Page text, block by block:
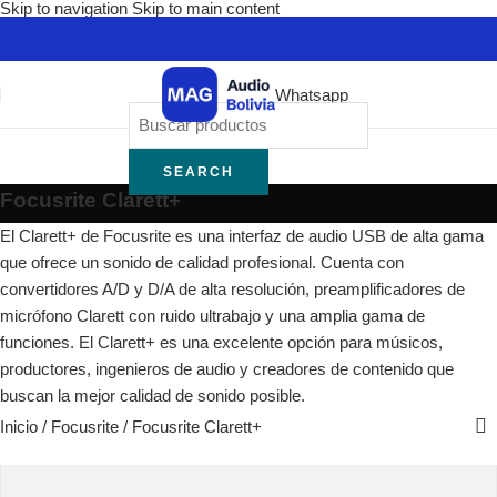
Skip to navigation Skip to main content
Whatsapp
SEARCH
Focusrite Clarett+
El Clarett+ de Focusrite es una interfaz de audio USB de alta gama
que ofrece un sonido de calidad profesional. Cuenta con
convertidores A/D y D/A de alta resolución, preamplificadores de
micrófono Clarett con ruido ultrabajo y una amplia gama de
funciones. El Clarett+ es una excelente opción para músicos,
productores, ingenieros de audio y creadores de contenido que
buscan la mejor calidad de sonido posible.
Inicio / Focusrite / Focusrite Clarett+